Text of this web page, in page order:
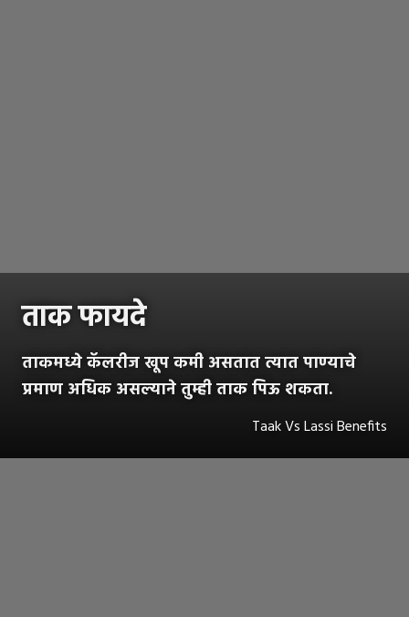
ताक फायदे
ताकमध्ये कॅलरीज खूप कमी असतात त्यात पाण्याचे
प्रमाण अधिक असल्याने तुम्ही ताक पिऊ शकता.
Taak Vs Lassi Benefits